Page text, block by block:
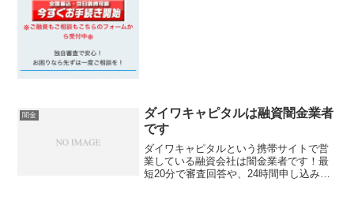
闇金
ダイワキャピタルは融資闇金業者
です
ダイワキャピタルという携帯サイトで営
業している融資会社は闇金業者です！最
短20分で審査回答や、24時間申し込み可